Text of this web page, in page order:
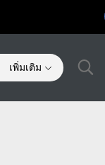
เพิ่มเติม